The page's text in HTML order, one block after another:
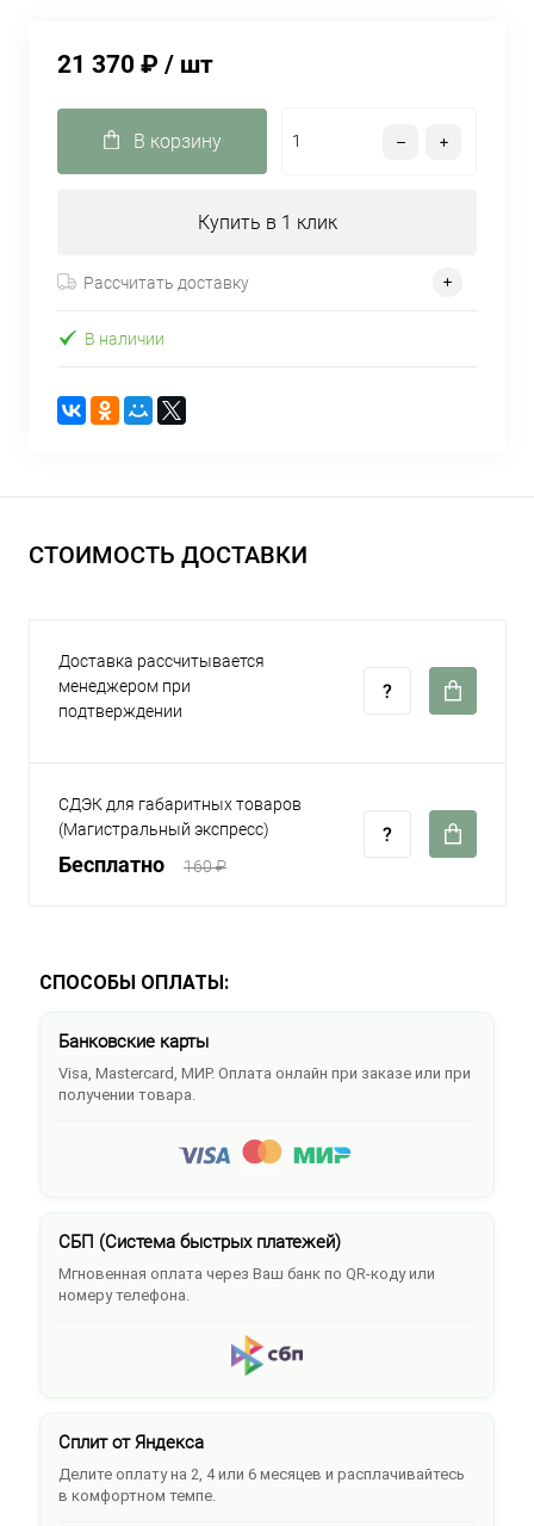
21 370 ₽ / шт
В корзину
Купить в 1 клик
Рассчитать доставку
В наличии
СТОИМОСТЬ ДОСТАВКИ
Доставка рассчитывается
менеджером при
подтверждении
СДЭК для габаритных товаров
(Магистральный экспресс)
Бесплатно 160 ₽
СПОСОБЫ ОПЛАТЫ:
Банковские карты
Visa, Mastercard, МИР. Оплата онлайн при заказе или при
получении товара.
СБП (Система быстрых платежей)
Мгновенная оплата через Ваш банк по QR-коду или
номеру телефона.
Сплит от Яндекса
Делите оплату на 2, 4 или 6 месяцев и расплачивайтесь
в комфортном темпе.